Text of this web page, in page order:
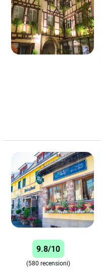
9.8/10
(580 recensioni)